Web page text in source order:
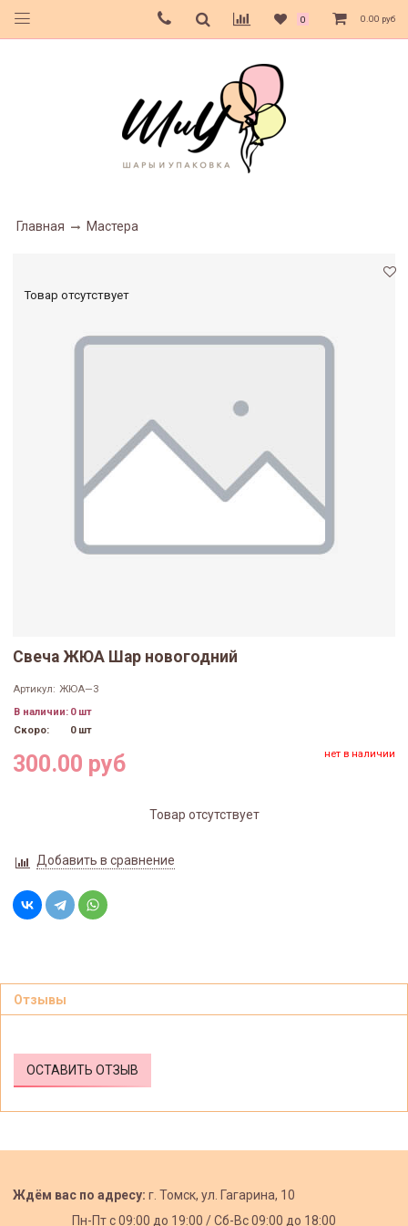
0 0.00 руб
Главная Мастера
Товар отсутствует
Свеча ЖЮА Шар новогодний
Артикул: ЖЮА—3
В наличии: 0 шт
Скоро:
0 шт
300.00 руб нет в наличии
Товар отсутствует
Добавить в сравнение
Отзывы
ОСТАВИТЬ ОТЗЫВ
Ждём вас по адресу: г. Томск, ул. Гагарина, 10
Пн-Пт с09:00 до 19:00 /Сб-Вс 09:00 до 18:00